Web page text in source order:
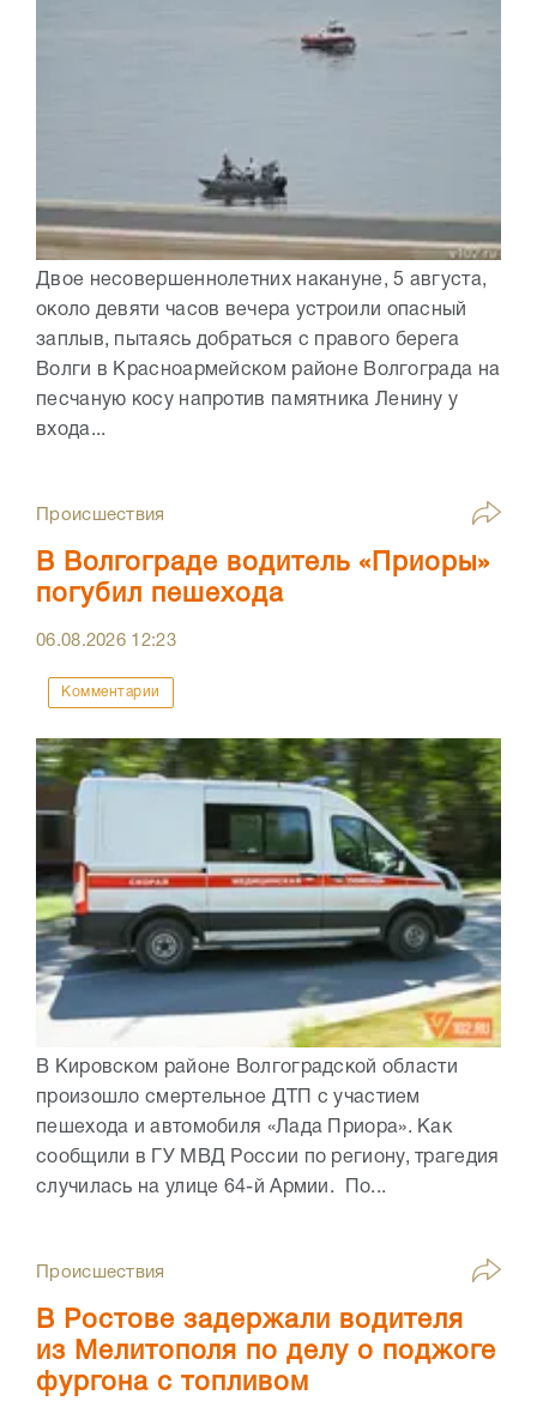
Двое несовершеннолетних накануне, 5 августа,
около девяти часов вечера устроили опасный
заплыв, пытаясь добраться с правого берега
Волги в Красноармейском районе Волгограда на
песчаную косу напротив памятника Ленину у
входа...
Происшествия
В Волгограде водитель «Приоры»
погубил пешехода
06.08.2026 12:23
Комментарии
В Кировском районе Волгоградской области
произошло смертельное ДТП с участием
пешехода и автомобиля «Лада Приора». Как
сообщили в ГУ МВД России по региону, трагедия
случилась на улице 64-й Армии. По...
Происшествия
В Ростове задержали водителя
из Мелитополя по делу о поджоге
фургона с топливом